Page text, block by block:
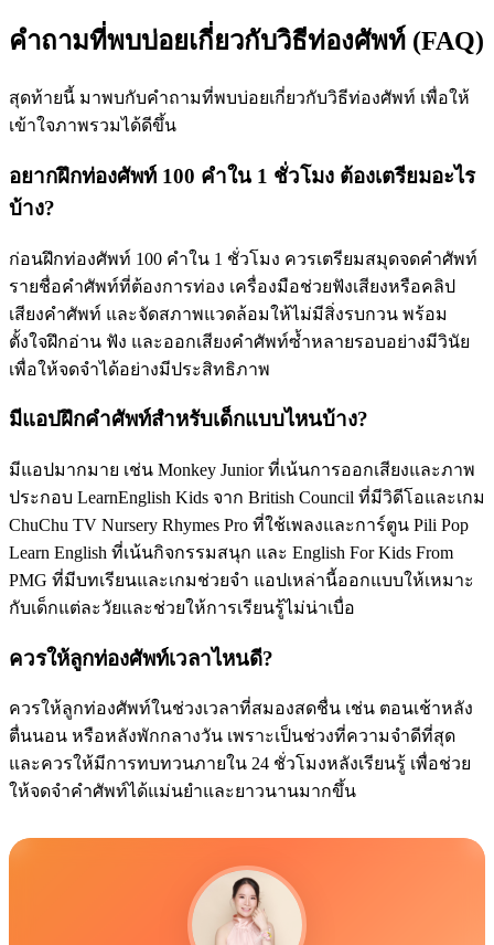
คำถามที่พบบ่อยเกี่ยวกับวิธีท่องศัพท์ (FAQ)
สุดท้ายนี้ มาพบกับคำถามที่พบบ่อยเกี่ยวกับวิธีท่องศัพท์ เพื่อให้
เข้าใจภาพรวมได้ดีขึ้น
อยากฝึกท่องศัพท์ 100 คำใน 1 ชั่วโมง ต้องเตรียมอะไร
บ้าง?
ก่อนฝึกท่องศัพท์ 100 คำใน 1 ชั่วโมง ควรเตรียมสมุดจดคำศัพท์
รายชื่อคำศัพท์ที่ต้องการท่อง เครื่องมือช่วยฟังเสียงหรือคลิป
เสียงคำศัพท์ และจัดสภาพแวดล้อมให้ไม่มีสิ่งรบกวน พร้อม
ตั้งใจฝึกอ่าน ฟัง และออกเสียงคำศัพท์ซ้ำหลายรอบอย่างมีวินัย
เพื่อให้จดจำได้อย่างมีประสิทธิภาพ
มีแอปฝึกคำศัพท์สำหรับเด็กแบบไหนบ้าง?
มีแอปมากมาย เช่น Monkey Junior ที่เน้นการออกเสียงและภาพ
ประกอบ LearnEnglish Kids จาก British Council ที่มีวิดีโอและเกม
ChuChu TV Nursery Rhymes Pro ที่ใช้เพลงและการ์ตูน Pili Pop
Learn English ที่เน้นกิจกรรมสนุก และ English For Kids From
PMG ที่มีบทเรียนและเกมช่วยจำ แอปเหล่านี้ออกแบบให้เหมาะ
กับเด็กแต่ละวัยและช่วยให้การเรียนรู้ไม่น่าเบื่อ
ควรให้ลูกท่องศัพท์เวลาไหนดี?
ควรให้ลูกท่องศัพท์ในช่วงเวลาที่สมองสดชื่น เช่น ตอนเช้าหลัง
ตื่นนอน หรือหลังพักกลางวัน เพราะเป็นช่วงที่ความจำดีที่สุด
และควรให้มีการทบทวนภายใน 24 ชั่วโมงหลังเรียนรู้ เพื่อช่วย
ให้จดจำคำศัพท์ได้แม่นยำและยาวนานมากขึ้น